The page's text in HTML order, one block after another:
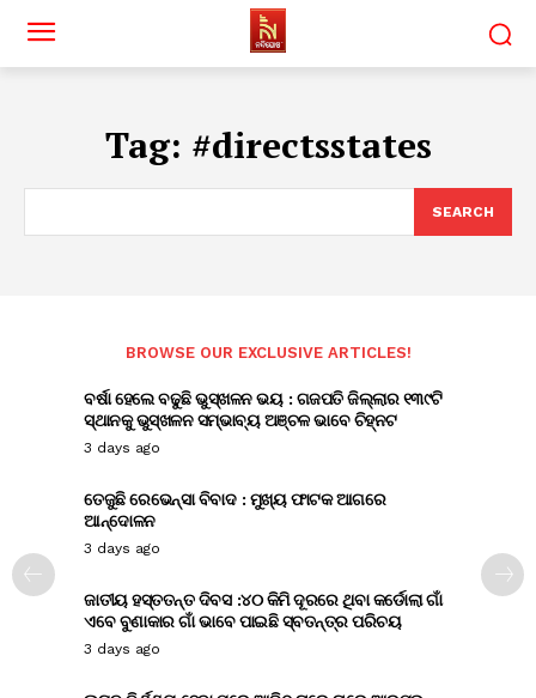
Tag: #directsstates
SEARCH
BROWSE OUR EXCLUSIVE ARTICLES!
ବର୍ଷା ହେଲେ ବଢୁଛି ଭୁସ୍ଖଳନ ଭୟ : ଗଜପତି ଜିଲ୍ଲାର ୧୩୯ଟି
ସ୍ଥାନକୁ ଭୁସ୍ଖଳନ ସମ୍ଭାବ୍ୟ ଅଞ୍ଚଳ ଭାବେ ଚିହ୍ନଟ
3 days ago
ତେଜୁଛି ରେଭେନ୍ସା ବିବାଦ : ମୁଖ୍ୟ ଫାଟକ ଆଗରେ
ଆନ୍ଦୋଳନ
3 days ago
ଜାତୀୟ ହସ୍ତତନ୍ତ ଦିବସ :୪୦ କିମି ଦୂରରେ ଥିବା କର୍ଡୋଲା ଗାଁ
ଏବେ ବୁଣାକାର ଗାଁ ଭାବେ ପାଇଛି ସ୍ବତନ୍ତ୍ର ପରିଚୟ
3 days ago